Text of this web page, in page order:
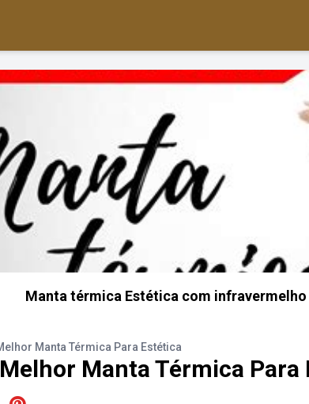
Manta térmica Estética com infravermelho
Manta Térmica Para Estética
Manta Térmica Para